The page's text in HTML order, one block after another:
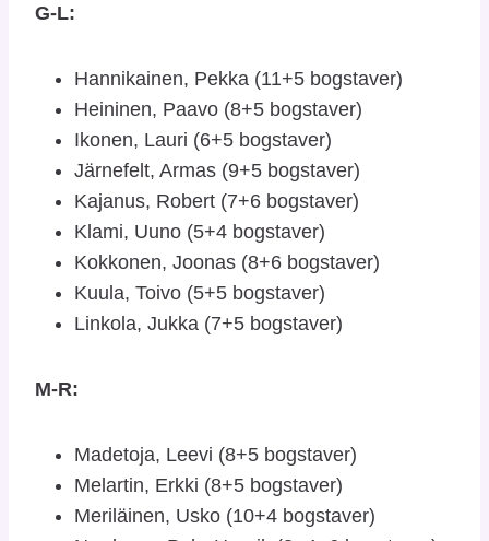
G-L:
Hannikainen, Pekka (11+5 bogstaver)
Heininen, Paavo (8+5 bogstaver)
Ikonen, Lauri (6+5 bogstaver)
Järnefelt, Armas (9+5 bogstaver)
Kajanus, Robert (7+6 bogstaver)
Klami, Uuno (5+4 bogstaver)
Kokkonen, Joonas (8+6 bogstaver)
Kuula, Toivo (5+5 bogstaver)
Linkola, Jukka (7+5 bogstaver)
M-R:
Madetoja, Leevi (8+5 bogstaver)
Melartin, Erkki (8+5 bogstaver)
Meriläinen, Usko (10+4 bogstaver)